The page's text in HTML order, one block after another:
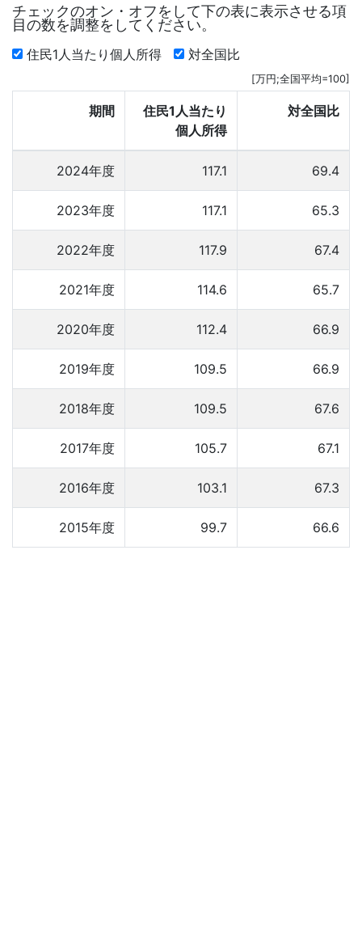
チェックのオン・オフをして下の表に表示させる項
目の数を調整をしてください。
住民1人当たり個人所得 対全国比
[万円;全国平均=100]
期間
住民1人当たり
個人所得
対全国比
2024年度 117.1 69.4
2023年度 117.1 65.3
2022年度 117.9 67.4
2021年度 114.6 65.7
2020年度 112.4 66.9
2019年度 109.5 66.9
2018年度 109.5 67.6
2017年度 105.7 67.1
2016年度 103.1 67.3
2015年度 99.7 66.6